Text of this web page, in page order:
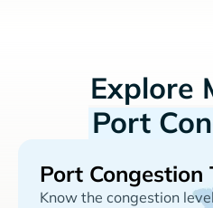
Explore
Port
Port Congestion
Know the congestion